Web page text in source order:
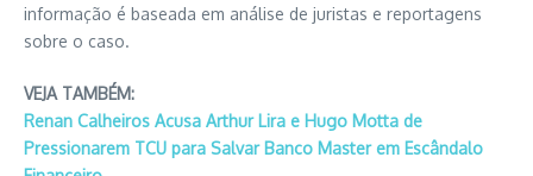
informação é baseada em análise de juristas e reportagens
sobre o caso.
VEJA TAMBÉM:
Renan Calheiros Acusa Arthur Lira e Hugo Motta de
Pressionarem TCU para Salvar Banco Master em Escândalo